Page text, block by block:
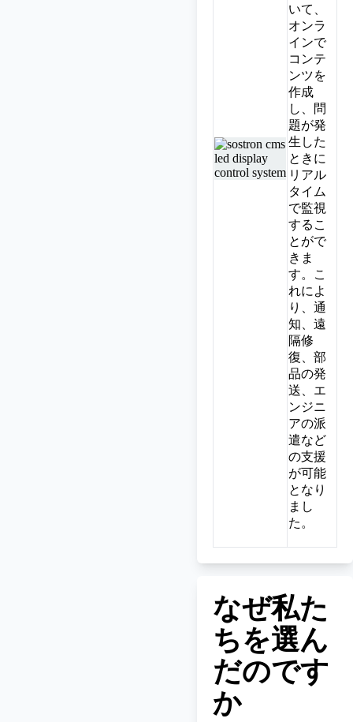
いて、
オンラ
インで
コンテ
ンツを
作成
し、問
題が発
生した
ときに
リアル
タイム
で監視
するこ
とがで
きま
す。こ
れによ
り、通
知、遠
隔修
復、部
品の発
送、エ
ンジニ
アの派
遣など
の支援
が可能
となり
まし
た。
なぜ私た
ちを選ん
だのです
か